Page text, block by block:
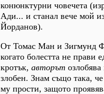
конюнктурни човечета
Ади... и станал вече мой
Йорданов).
От Томас Ман и Зигмунд
когато болестта не прави
кротък, авторът
злобен. Знам също така,
му прости, защото